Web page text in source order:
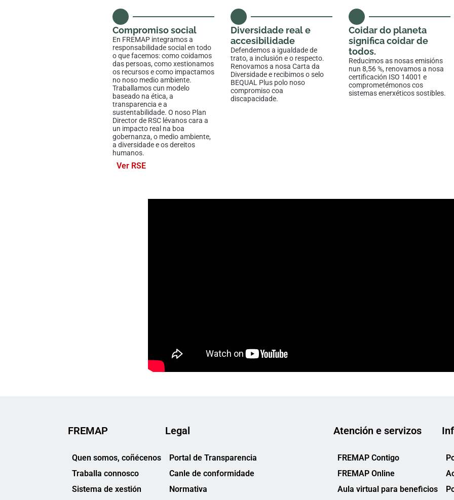
Compromiso social
En FREMAP integramos a
responsabilidade social en todo
o que facemos: como coidamos
das persoas, como xestionamos
os recursos e como impactamos
no noso medio ambiente.
Traballamos cun modelo
baseado na ética, a
transparencia e a
sustentabilidade. O noso Plan
Director de RSC lévanos cara a
un impacto real na boa
gobernanza, o medio ambiente,
a diversidade e os dereitos
humanos.
Ver RSE
Diversidade real e
accesibilidade
Defendemos a igualdade de
trato, a inclusión e o respecto.
Renovamos a nosa Carta da
Diversidade e recibimos o selo
BEQUAL Plus polo noso
compromiso coa
discapacidade.
Coidar do planeta
significa coidar de
todos.
Reducimos as nosas emisións
nun 8,56 %, renovamos a nosa
certificación ISO 14001 e
comprometémonos cos
sistemas enerxéticos sostibles.
FREMAP
Quen somos, coñécenos
Traballa connosco
Sistema de xestión
Legal
Portal de Transparencia
Canle de conformidade
Normativa
Atención e servizos
FREMAP Contigo
FREMAP Online
Aula virtual para beneficios